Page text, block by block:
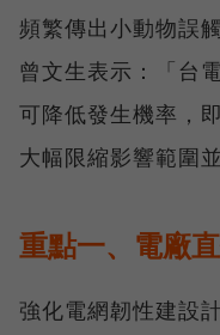
頻繁傳出小動物誤
曾文生表示：「台
可降低發生機率，
大幅限縮影響範圍
重點一、電廠
強化電網韌性建設